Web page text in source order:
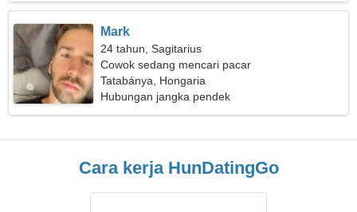
Mark
24 tahun, Sagitarius
Cowok sedang mencari pacar
Tatabánya, Hongaria
Hubungan jangka pendek
Cara kerja HunDatingGo